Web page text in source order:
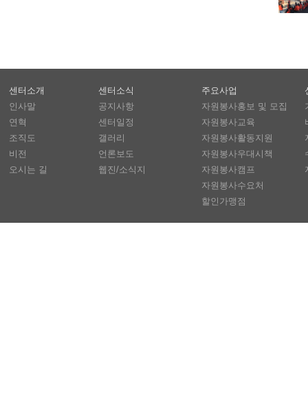
센터소개
인사말
연혁
조직도
비전
오시는 길
센터소식
공지사항
센터일정
갤러리
언론보도
웹진/소식지
주요사업
자원봉사홍보 및 모집
자원봉사교육
자원봉사활동지원
자원봉사우대시책
자원봉사캠프
자원봉사수요처
할인가맹점